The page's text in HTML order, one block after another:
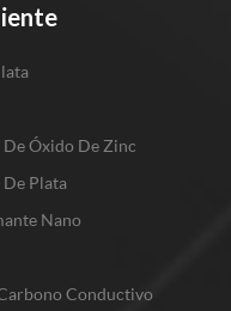
Óxido De Zinc
Plata
Nano
Conductivo